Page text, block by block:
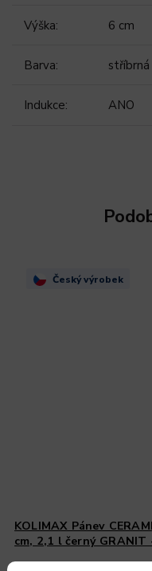
Výška: 6 cm
Barva: stříbrná
Indukce: ANO
Český výrobek
KOLIMAX Pánev
cm, 2,1 l černý GRANIT